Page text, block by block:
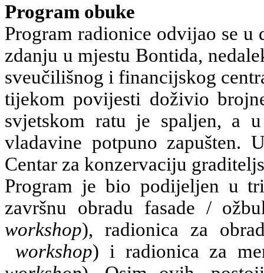
Program obuke
Program radionice odvijao se
zdanju u mjestu Bontida,
sveučilišnog i financijskog
tijekom povijesti doživio
svjetskom ratu je spaljen, a
vladavine potpuno zapušten.
Centar za konzervaciju
Program je bio podijeljen u
završnu obradu fasade /
workshop), radionica za
workshop) i radionica za